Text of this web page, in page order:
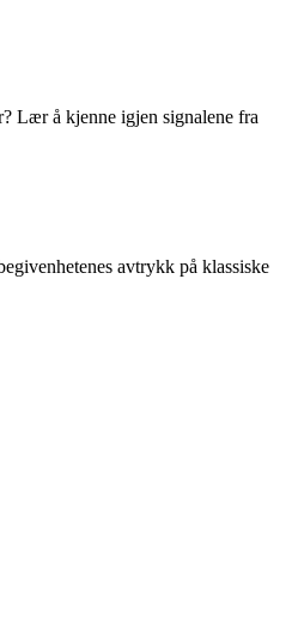
Lær å kjenne igjen signalene fra
avtrykk på klassiske